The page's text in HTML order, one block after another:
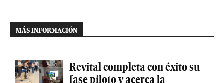
MÁS INFORMACIÓN
Revital completa con éxito su
fase piloto y acerca la